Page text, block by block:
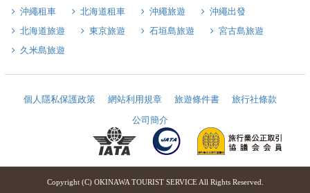
沖繩租車
北海道租車 沖繩旅遊
沖繩出發
北海道旅遊
東京旅遊 石垣島旅遊
宮古島旅遊
久米島旅遊
個人隱私保護政策 網站利用規章 旅遊條件書
旅行社條款
公司簡介
Copyright (C) OKINAWA TOURIST SERVICE All Rights Reserved.